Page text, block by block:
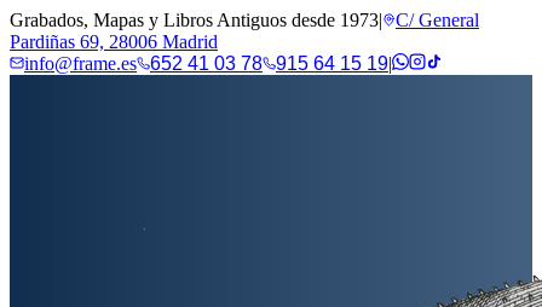
Grabados, Mapas y Libros Antiguos desde 1973|
C/ General
Pardiñas 69, 28006 Madrid
info@frame.es
652 41 03 78 915 64 15 19|